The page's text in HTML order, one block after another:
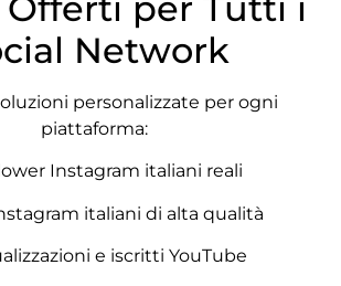
Network
personalizzate per ogni
piattaforma:
Instagram italiani reali
italiani di alta qualità
e iscritti YouTube